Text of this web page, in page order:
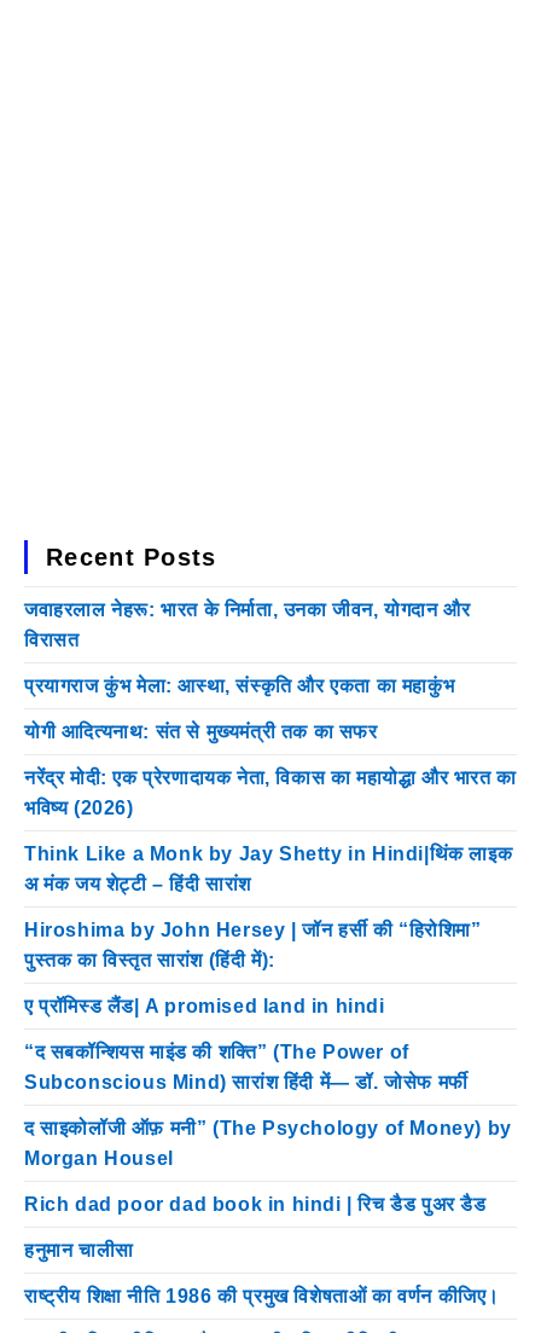
Recent Posts
जवाहरलाल नेहरू: भारत के निर्माता, उनका जीवन, योगदान और
विरासत
प्रयागराज कुंभ मेला: आस्था, संस्कृति और एकता का महाकुंभ
योगी आदित्यनाथ: संत से मुख्यमंत्री तक का सफर
नरेंद्र मोदी: एक प्रेरणादायक नेता, विकास का महायोद्धा और भारत का
भविष्य (2026)
Think Like a Monk by Jay Shetty in Hindi|थिंक लाइक
अ मंक जय शेट्टी – हिंदी सारांश
Hiroshima by John Hersey | जॉन हर्सी की “हिरोशिमा”
पुस्तक का विस्तृत सारांश (हिंदी में):
ए प्रॉमिस्ड लैंड| A promised land in hindi
“द सबकॉन्शियस माइंड की शक्ति” (The Power of
Subconscious Mind) सारांश हिंदी में— डॉ. जोसेफ मर्फी
द साइकोलॉजी ऑफ़ मनी” (The Psychology of Money) by
Morgan Housel
Rich dad poor dad book in hindi | रिच डैड पुअर डैड
हनुमान चालीसा
राष्ट्रीय शिक्षा नीति 1986 की प्रमुख विशेषताओं का वर्णन कीजिए।